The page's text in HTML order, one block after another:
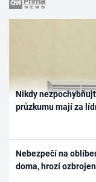
Nikdy
průzkumu mají za
Nebezpečí na
doma, hrozí